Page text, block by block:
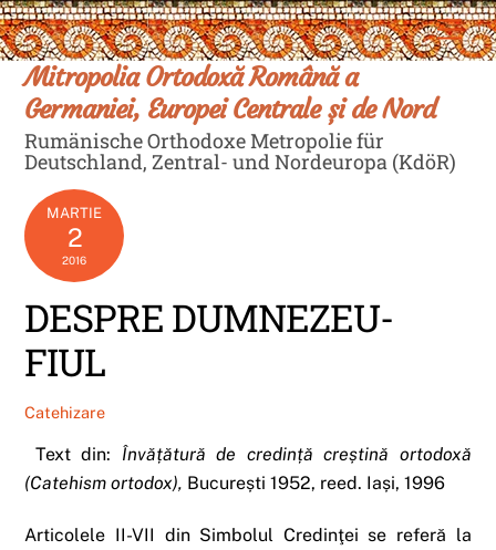
Skip
to
content
Mitropolia Ortodoxă Română a
Germaniei, Europei Centrale și de Nord
Rumänische Orthodoxe Metropolie für
Deutschland, Zentral- und Nordeuropa (KdöR)
MARTIE
2
2016
DESPRE DUMNEZEU-
FIUL
Catehizare
Text din: Învățătură de credință creștină ortodoxă
(Catehism ortodox), București 1952, reed. Iași, 1996
Articolele II-VII din Simbolul Credinţei se referă la